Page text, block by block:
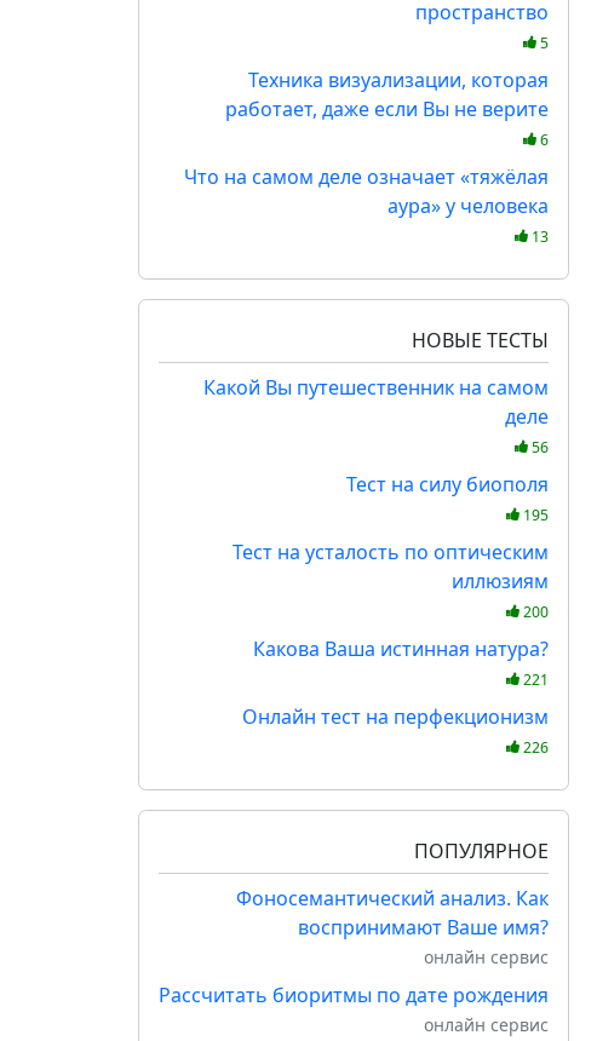
пространство
5
Техника визуализации, которая
работает, даже если Вы не верите
6
Что на самом деле означает «тяжёлая
аура» у человека
13
НОВЫЕ ТЕСТЫ
Какой Вы путешественник на самом
деле
56
Тест на силу биополя
195
Тест на усталость по оптическим
иллюзиям
200
Какова Ваша истинная натура?
221
Онлайн тест на перфекционизм
226
ПОПУЛЯРНОЕ
Фоносемантический анализ. Как
воспринимают Ваше имя?
онлайн сервис
Рассчитать биоритмы по дате рождения
онлайн сервис